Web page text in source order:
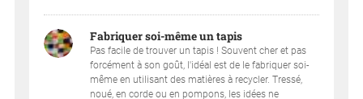
Fabriquer soi-même un tapis
Pas facile de trouver un tapis ! Souvent cher et pas
forcément à son goût, l'idéal est de le fabriquer soi-
même en utilisant des matières à recycler. Tressé,
noué, en corde ou en pompons, les idées ne